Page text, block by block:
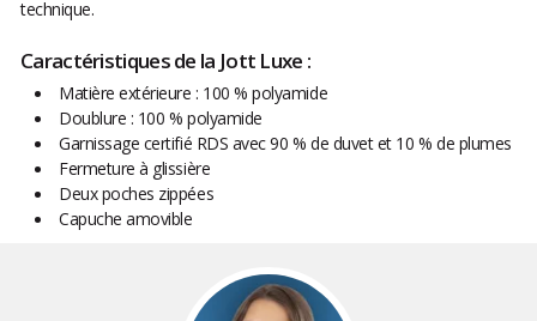
technique.
Caractéristiques de la Jott Luxe :
Matière extérieure : 100 % polyamide
Doublure : 100 % polyamide
Garnissage certifié RDS avec 90 % de duvet et 10 % de plumes
Fermeture à glissière
Deux poches zippées
Capuche amovible